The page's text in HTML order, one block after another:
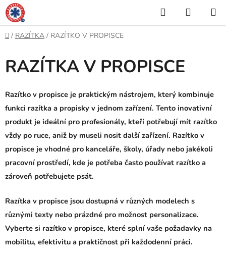
Přejít
na
obsah
Hledat
KOŠÍK
Domů
/ RAZÍTKA / RAZÍTKO V PROPISCE
RAZÍTKA V PROPISCE
Razítko v propisce je praktickým nástrojem, který kombinuje
funkci razítka a propisky v jednom zařízení. Tento inovativní
produkt je ideální pro profesionály, kteří potřebují mít razítko
vždy po ruce, aniž by museli nosit další zařízení. Razítko v
propisce je vhodné pro kanceláře, školy, úřady nebo jakékoli
pracovní prostředí, kde je potřeba často používat razítko a
zároveň potřebujete psát.
Razítka v propisce jsou dostupná v různých modelech s
různými texty nebo prázdné pro možnost personalizace.
Vyberte si razítko v propisce, které splní vaše požadavky na
mobilitu, efektivitu a praktičnost při každodenní práci.